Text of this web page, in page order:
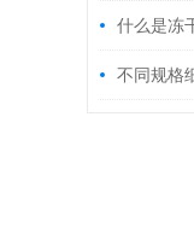
头可能没选
什么是冻
步骤您知道
不同规格